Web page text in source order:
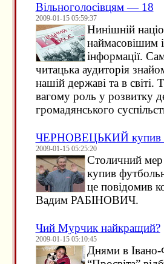
Вільноголосівцям — 18
2009-01-15 05:59:37
Нинішній
наймасовішим
інформації.
читацька аудиторія
нашій державі та в світі.
вагому роль у розвитку
громадянського
ЧЕРНОВЕЦЬКИЙ купив
2009-01-15 05:25:20
Столичний
купив
це повідомив
Вадим РАБІНОВИЧ.
Чий Мурчик найкращий?
2009-01-15 05:10:45
Днями в